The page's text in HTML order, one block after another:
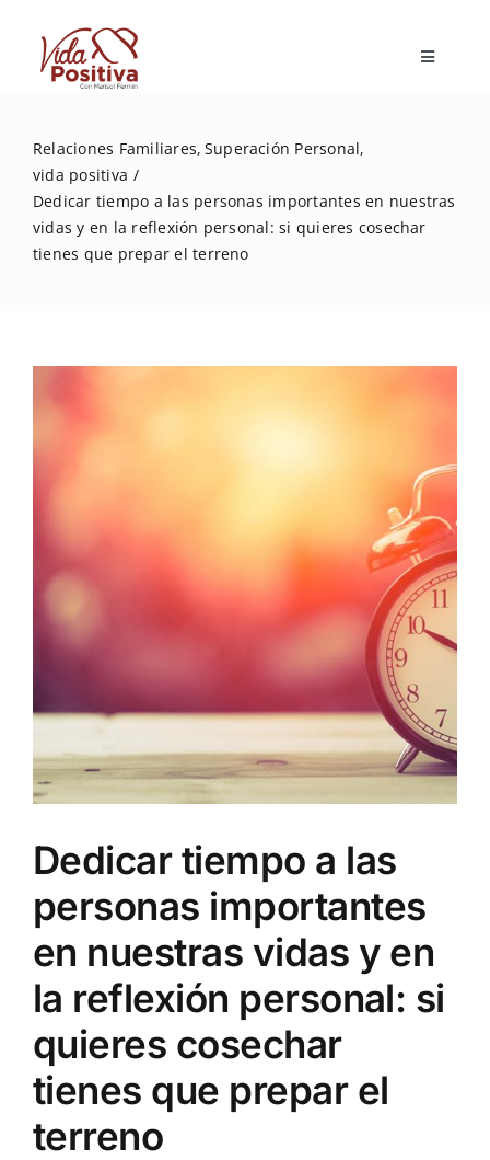
content
Toggle
Relaciones Familiares Superación Personal
vida positiva
Dedicar tiempo a las personas importantes en nuestras
vidas y en la reflexión personal: si quieres cosechar
tienes que prepar el terreno
Dedicar tiempo a las
personas importantes
en nuestras vidas y en
la reflexión personal: si
quieres cosechar
tienes que prepar el
terreno